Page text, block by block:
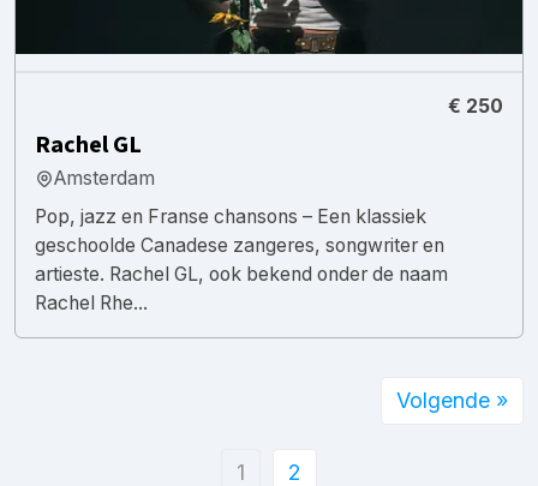
€ 250
Rachel GL
Amsterdam
Pop, jazz en Franse chansons – Een klassiek
geschoolde Canadese zangeres, songwriter en
artieste. Rachel GL, ook bekend onder de naam
Rachel Rhe...
1 2
Volgende »